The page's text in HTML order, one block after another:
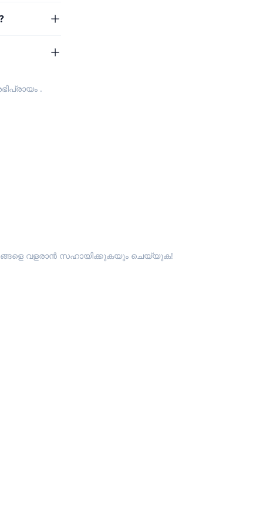
.
വളരാൻ സഹായിക്കുകയും ചെയ്യുക!